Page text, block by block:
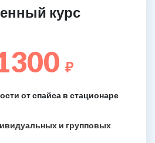
курс
₽
от спайса в стационаре
и групповых